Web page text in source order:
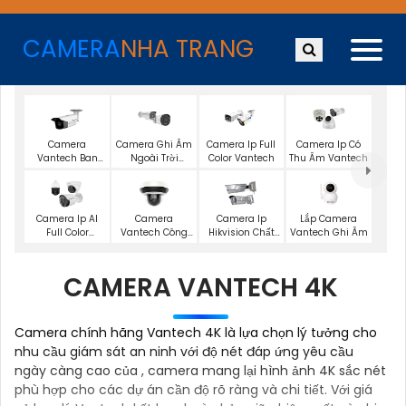
CAMERANHA TRANG
Camera
Vantech Ban
Camera Ghi Âm
Ngoài Trời
Camera Ip Full
Color Vantech
Camera Ip Có
Thu Âm Vantech
Camera Ip AI
Full Color
Camera
Vantech Công
Camera Ip
Hikvision Chất
Lắp Camera
Vantech Ghi Âm
CAMERA VANTECH 4K
Camera chính hãng Vantech 4K là lựa chọn lý tưởng cho
nhu cầu giám sát an ninh với độ nét đáp ứng yêu cầu
ngày càng cao của , camera mang lại hình ảnh 4K sắc nét
phù hợp cho các dự án cần độ rõ ràng và chi tiết. Với giá